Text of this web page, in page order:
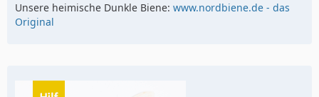
Unsere heimische Dunkle Biene: www.nordbiene.de - das
Original